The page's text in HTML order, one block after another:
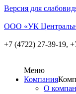
Версия для
ООО «УК
+7 (4722) 27-39-19,
Меню
Компания
О